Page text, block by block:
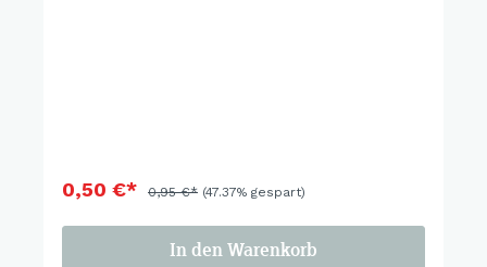
0,50 €* 0,95 €* (47.37% gespart)
In den Warenkorb